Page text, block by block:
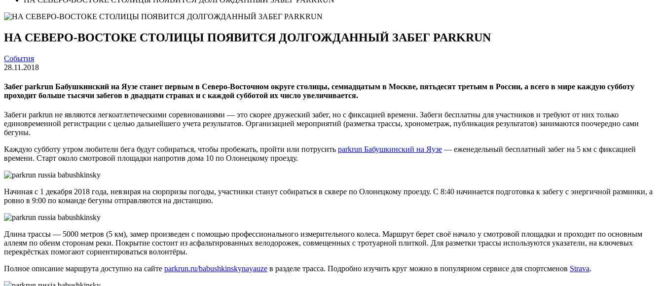
НА СЕВЕРО-ВОСТОКЕ СТОЛИЦЫ ПОЯВИТСЯ ДОЛГОЖДАННЫЙ ЗАБЕГ PARKRUN
События
28.11.2018
Забег parkrun Бабушкинский на Яузе станет первым в Северо-Восточном округе столицы, семнадцатым в Москве, пятьдесят третьим в России, а всего в мире каждую субботу
проходит больше тысячи забегов в двадцати странах и с каждой субботой их число увеличивается.
Забеги parkrun не являются легкоатлетическими соревнованиями — это скорее дружеский забег, но с фиксацией времени. Забеги бесплатны для участников и требуют от них только
единовременной регистрации с целью дальнейшего учета результатов. Организацией мероприятий (разметка трассы, хронометраж, публикация результатов) занимаются поочередно сами
бегуны.
Каждую субботу утром любители бега будут собираться, чтобы пробежать, пройти или потрусить parkrun Бабушкинский на Яузе — еженедельный бесплатный забег на 5 км с фиксацией
времени. Старт около смотровой площадки напротив дома 10 по Олонецкому проезду.
Начиная с 1 декабря 2018 года, невзирая на сюрпризы погоды, участники станут собираться в сквере по Олонецкому проезду. С 8:40 начинается подготовка к забегу с энергичной разминки, а
ровно в 9:00 по команде бегуны отправляются на дистанцию.
Длина трассы — 5000 метров (5 км), замер произведен с помощью профессионального измерительного колеса. Маршрут берет своё начало у смотровой площадки и проходит по основным
аллеям по обеим сторонам реки. Покрытие состоит из асфальтированных велодорожек, совмещенных с тротуарной плиткой. Для разметки трассы используются указатели, на ключевых
перекрёстках помогают сориентироваться волонтёры.
Полное описание маршрута доступно на сайте parkrun.ru/babushkinskynayauze в разделе трасса. Подробно изучить круг можно в популярном сервисе для спортсменов Strava.